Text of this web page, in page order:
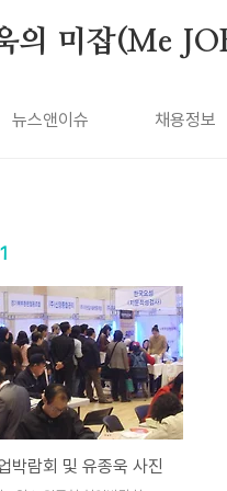
의 미잡(Me
뉴스앤이슈 채용정보
1
박람회 및 유종욱 사진